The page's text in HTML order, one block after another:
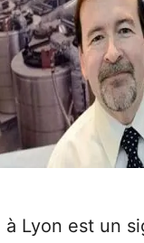
à Lyon est un